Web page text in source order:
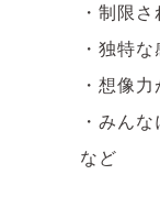
・制限
・独特
・想像
・みん
など